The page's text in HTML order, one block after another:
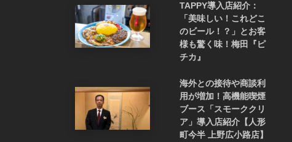
TAPPY導入店紹介：
「美味しい！これどこ
のビール！？」とお客
様も驚く味！梅田『ピ
チカ』
海外との接待や商談利
用が増加！高機能喫煙
ブース「スモーククリ
ア」導入店紹介【人形
町今半 上野広小路店】